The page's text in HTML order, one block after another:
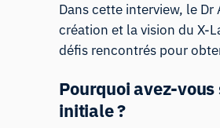
Dans cette interview, le Dr
création et la vision du X-
défis rencontrés pour
Pourquoi avez-
initiale ?